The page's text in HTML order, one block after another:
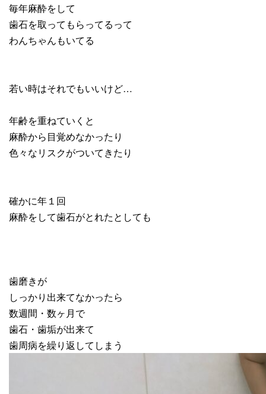
毎年麻酔をして
歯石を取ってもらってるって
わんちゃんもいてる
若い時はそれでもいいけど…
年齢を重ねていくと
麻酔から目覚めなかったり
色々なリスクがついてきたり
確かに年１回
麻酔をして歯石がとれたとしても
歯磨きが
しっかり出来てなかったら
数週間・数ヶ月で
歯石・歯垢が出来て
歯周病を繰り返してしまう